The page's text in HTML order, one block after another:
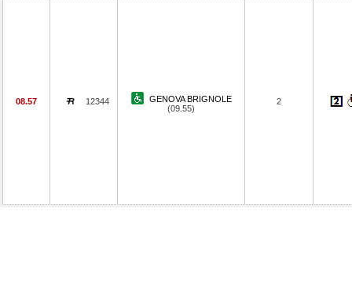
08.57 12344
GENOVA BRIGNOLE
(09.55)
2